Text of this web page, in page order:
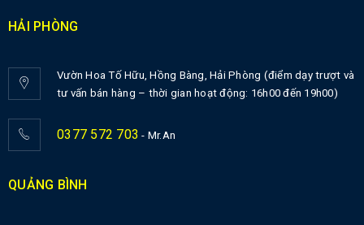
HẢI PHÒNG
Vườn Hoa Tố Hữu, Hồng Bàng, Hải Phòng (điểm dạy trượt và
tư vấn bán hàng – thời gian hoạt động: 16h00 đến 19h00)
0377 572 703 - Mr.An
QUẢNG BÌNH